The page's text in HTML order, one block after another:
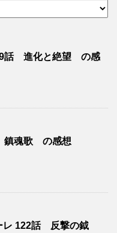
話 進化と絶望 の感
魂歌 の感想
レ 122話 反撃の鉞